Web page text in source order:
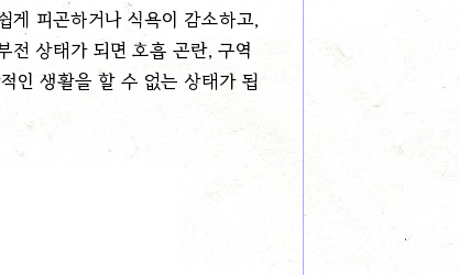
게 피곤하거나 식욕이 감소하고,
전 상태가 되면 호흡 곤란, 구역
인 생활을 할 수 없는 상태가 됩